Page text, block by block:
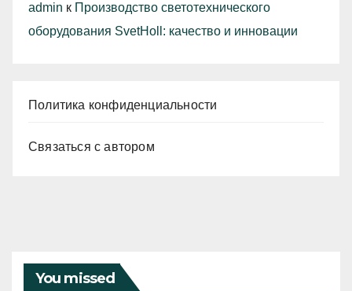
admin к Производство светотехнического
оборудования SvetHoll: качество и инновации
Политика конфиденциальности
Связаться с автором
You missed